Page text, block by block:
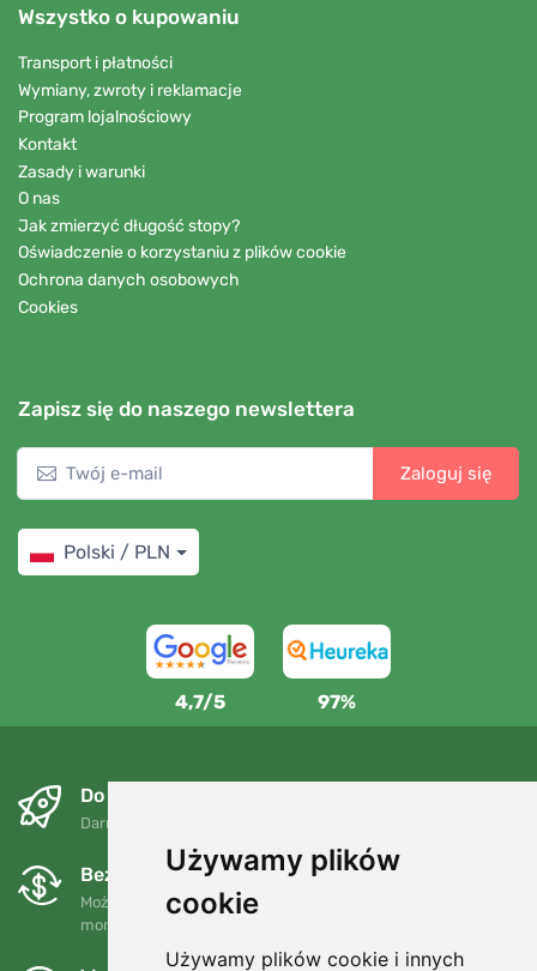
Używamy plików
cookie
Używamy plików cookie i innych
Wszystko o kupowaniu
Transport i płatności
Wymiany, zwroty i reklamacje
Program lojalnościowy
Kontakt
Zasady i warunki
O nas
Jak zmierzyć długość stopy?
Oświadczenie o korzystaniu z plików cookie
Ochrona danych osobowych
Cookies
Zapisz się do naszego newslettera
Zaloguj się
Polski / PLN
4,7/5 97%
Do następnego dnia i bezpłatnie
Darmowa wysyłka dla zamówień powyżej 250 PLN
Bezpłatne wymiany i zwroty
Możesz zwrócić lub wymienić swoje zamówienie w dowolnym
momencie w ciągu 90 dni.